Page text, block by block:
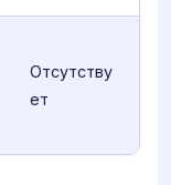
Отсутству
ет